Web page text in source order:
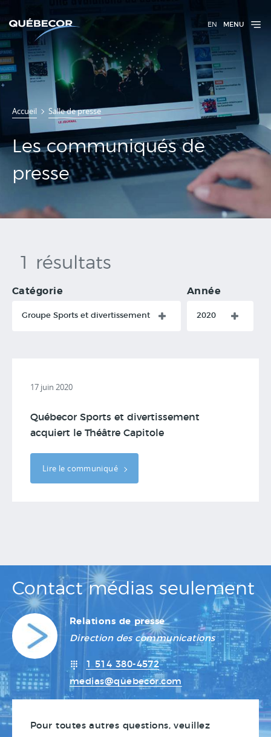
EN MENU
Accueil Salle de presse
Communiqués
de presse
Les communiqués de
presse
1 résultats
Catégorie
Groupe Sports et divertissement
Année
2020
17 juin 2020
Québecor Sports et divertissement
acquiert le Théâtre Capitole
Lire le communiqué
Contact médias seulement
Relations de presse
Direction des communications
1 514 380-4572
medias@quebecor.com
Pour toutes autres questions, veuillez